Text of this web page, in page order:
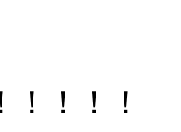
！！！